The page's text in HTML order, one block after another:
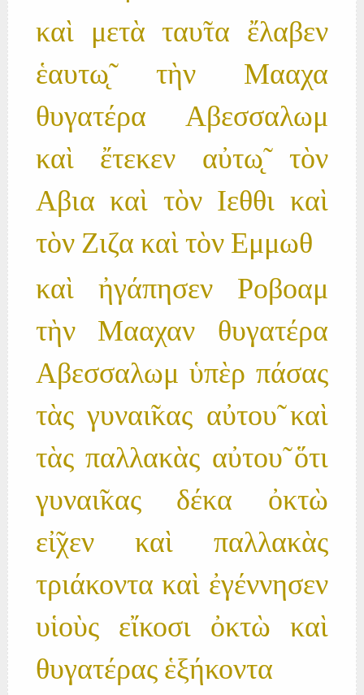
καὶ μετὰ ταυ̃τα ἔλαβεν
ἑαυτω̨̃ τὴν Μααχα
θυγατέρα Αβεσσαλωμ
καὶ ἔτεκεν αὐτω̨̃ τὸν
Αβια καὶ τὸν Ιεθθι καὶ
τὸν Ζιζα καὶ τὸν Εμμωθ
καὶ ἠγάπησεν Ροβοαμ
τὴν Μααχαν θυγατέρα
Αβεσσαλωμ ὑπὲρ πάσας
τὰς γυναι̃κας αὐτου̃ καὶ
τὰς παλλακὰς αὐτου̃ ὅτι
γυναι̃κας δέκα ὀκτὼ
εἰ̃χεν καὶ παλλακὰς
τριάκοντα καὶ ἐγέννησεν
υἱοὺς εἴκοσι ὀκτὼ καὶ
θυγατέρας ἑξήκοντα